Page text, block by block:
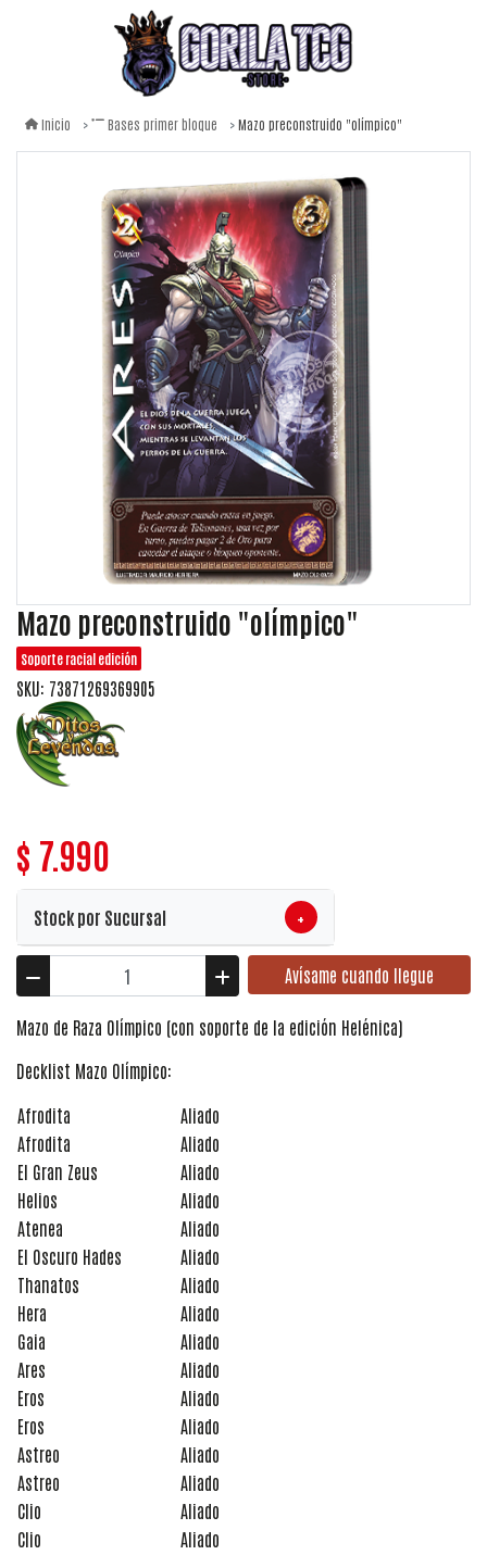
Inicio Bases primer bloque Mazo preconstruido "olímpico"
Mazo preconstruido "olímpico"
Soporte racial edición
SKU: 73871269369905
$ 7.990
Stock por Sucursal +
Avísame cuando llegue
Mazo de Raza Olímpico (con soporte de la edición Helénica)
Decklist Mazo Olímpico:
Afrodita
Aliado
Afrodita
Aliado
El Gran Zeus
Aliado
Helios
Aliado
Atenea
Aliado
El Oscuro Hades
Aliado
Thanatos
Aliado
Hera
Aliado
Gaia
Aliado
Ares
Aliado
Eros
Aliado
Eros
Aliado
Astreo
Aliado
Astreo
Aliado
Clio
Aliado
Clio
Aliado